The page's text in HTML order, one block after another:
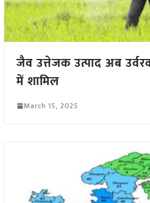
जैव उत्तेजक उत्पाद अब
में शामिल
March 15, 2025